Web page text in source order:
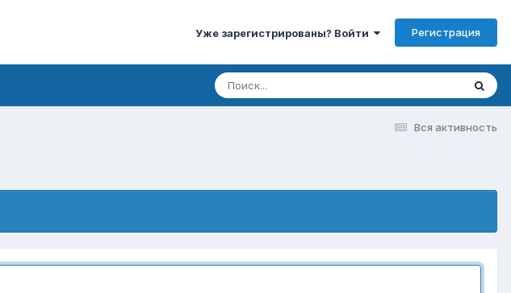
Уже зарегистрированы? Войти Регистрация
Вся активность